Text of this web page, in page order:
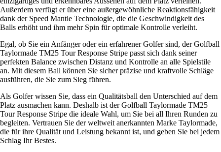
Außerdem verfügt er über eine außergewöhnliche Reaktionsfähigkeit
dank der Speed Mantle Technologie, die die Geschwindigkeit des
Balls erhöht und ihm mehr Spin für optimale Kontrolle verleiht.
Egal, ob Sie ein Anfänger oder ein erfahrener Golfer sind, der Golfball
Taylormade TM25 Tour Response Stripe passt sich dank seiner
perfekten Balance zwischen Distanz und Kontrolle an alle Spielstile
an. Mit diesem Ball können Sie sicher präzise und kraftvolle Schläge
ausführen, die Sie zum Sieg führen.
Als Golfer wissen Sie, dass ein Qualitätsball den Unterschied auf dem
Platz ausmachen kann. Deshalb ist der Golfball Taylormade TM25
Tour Response Stripe die ideale Wahl, um Sie bei all Ihren Runden zu
begleiten. Vertrauen Sie der weltweit anerkannten Marke Taylormade,
die für ihre Qualität und Leistung bekannt ist, und geben Sie bei jedem
Schlag Ihr Bestes.